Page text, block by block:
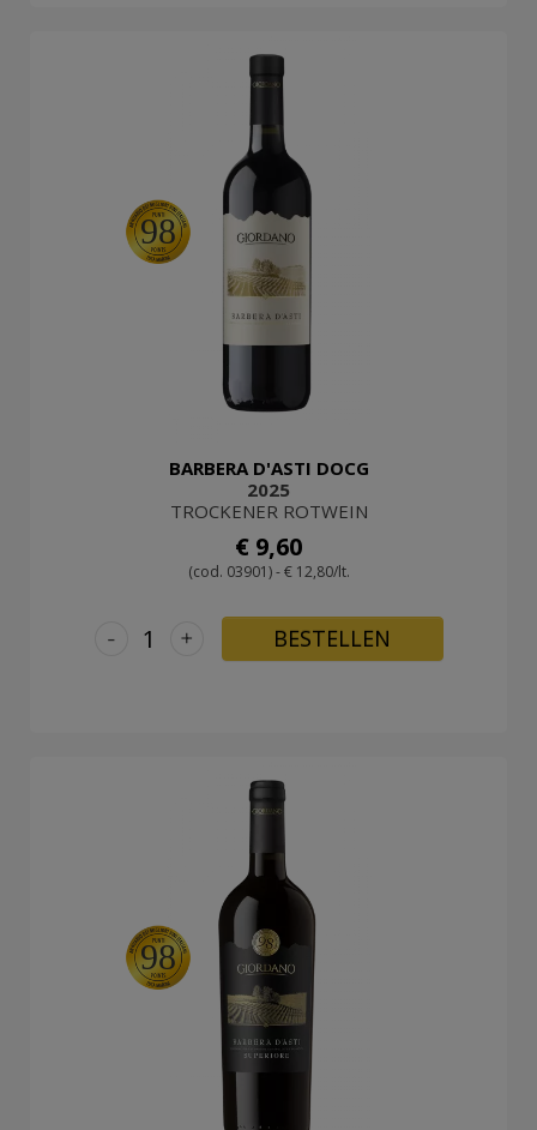
98
BARBERA D'ASTI DOCG
2025
TROCKENER ROTWEIN
€ 9,60
(cod. 03901) - € 12,80/lt.
+
- BESTELLEN
98